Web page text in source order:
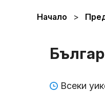
Начало
Всеки